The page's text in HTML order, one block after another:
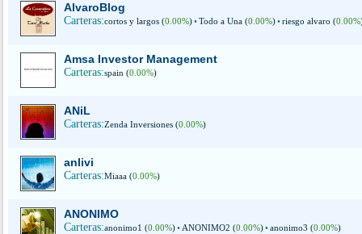
AlvaroBlog
Carteras:cortos y largos (0.00%)•Todo a Una (0.00%)•riesgo alvaro (0.00%
Amsa Investor Management
Carteras:spain (0.00%)
ANiL
Carteras:Zenda Inversiones (0.00%)
anlivi
Carteras:Miaaa (0.00%)
ANONIMO
Carteras:anonimo1 (0.00%)• ANONIMO2 (0.00%)•anonimo3 (0.00%)